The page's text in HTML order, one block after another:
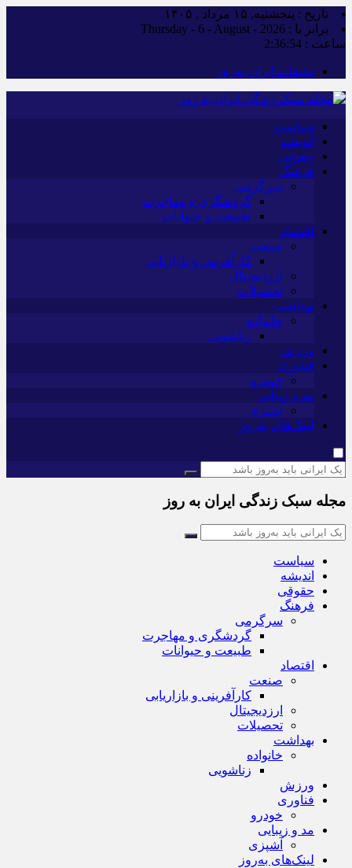
تاریخ : پنجشنبه, ۱۵ مرداد , ۱۴۰۵
برابر با : Thursday - 6 - August - 2026
ساعت : 2:36:55
تبلیغات ایران به‌روز
سیاست
اندیشه
حقوقی
فرهنگ
سرگرمی
گردشگری و مهاجرت
طبیعت و حیوانات
اقتصاد
صنعت
کارآفرینی و بازاریابی
ارزدیجیتال
تحصیلات
بهداشت
خانواده
زناشویی
ورزش
فناوری
خودرو
مد و زیبایی
آشپزی
لینک‌های به‌روز
مجله سبک زندگی ایران به روز
سیاست
اندیشه
حقوقی
فرهنگ
سرگرمی
گردشگری و مهاجرت
طبیعت و حیوانات
اقتصاد
صنعت
کارآفرینی و بازاریابی
ارزدیجیتال
تحصیلات
بهداشت
خانواده
زناشویی
ورزش
فناوری
خودرو
مد و زیبایی
آشپزی
لینک‌های به‌روز